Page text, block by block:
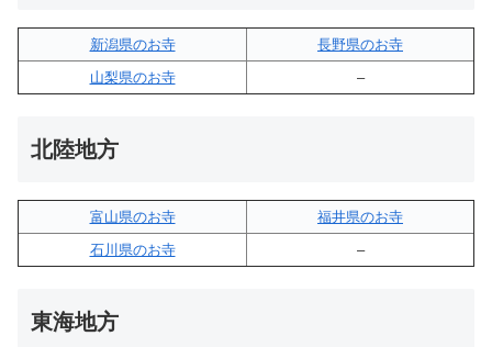
新潟県のお寺
長野県のお寺
山梨県のお寺
–
北陸地方
富山県のお寺
福井県のお寺
石川県のお寺
–
東海地方